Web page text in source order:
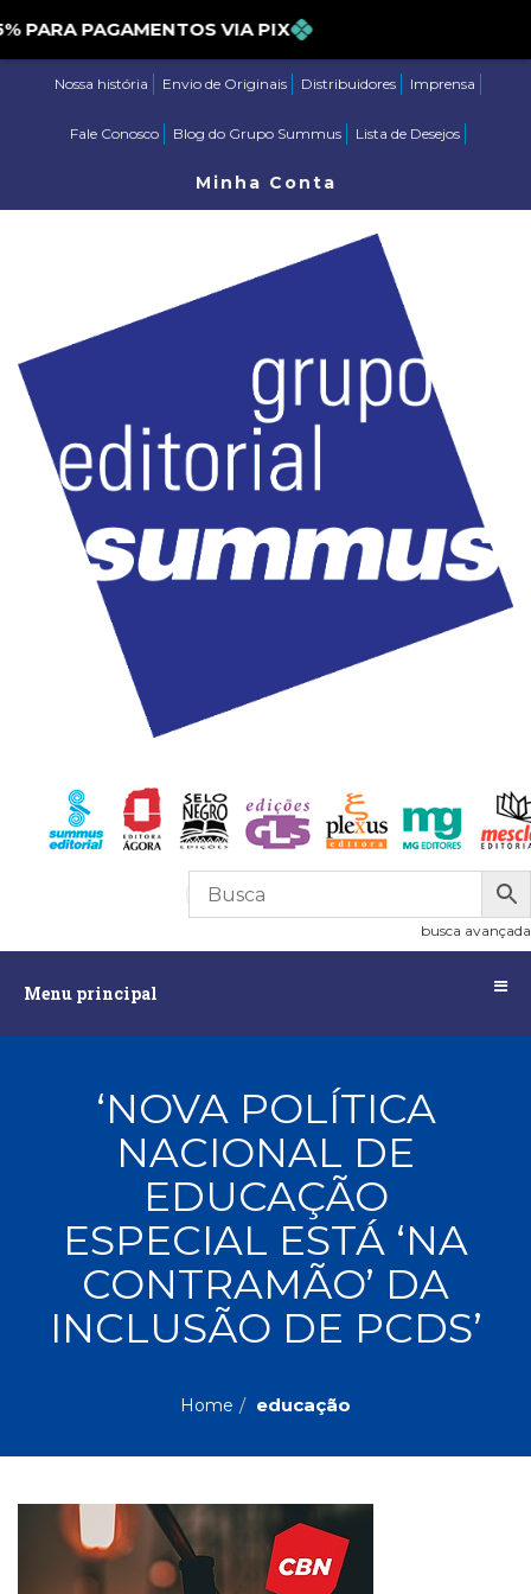
PAGAMENTOS VIA PIX
Nossa história Envio de Originais Distribuidores Imprensa
Fale Conosco Blog do Grupo Summus Lista de Desejos
Minha Conta
R$0,00
busca avançada
Menu principal
principalAssuntos
Administração,
(27)
Atualidades,
Política,
Direitos
Humanos
Depoimentos,
(104)
Ciências
Sociais
PROMOÇÕES
VENDIDOS
‘NOVA POLÍTICA
NACIONAL DE
EDUCAÇÃO
ESPECIAL ESTÁ ‘NA
CONTRAMÃO’ DA
INCLUSÃO DE PCDS’
Home educação